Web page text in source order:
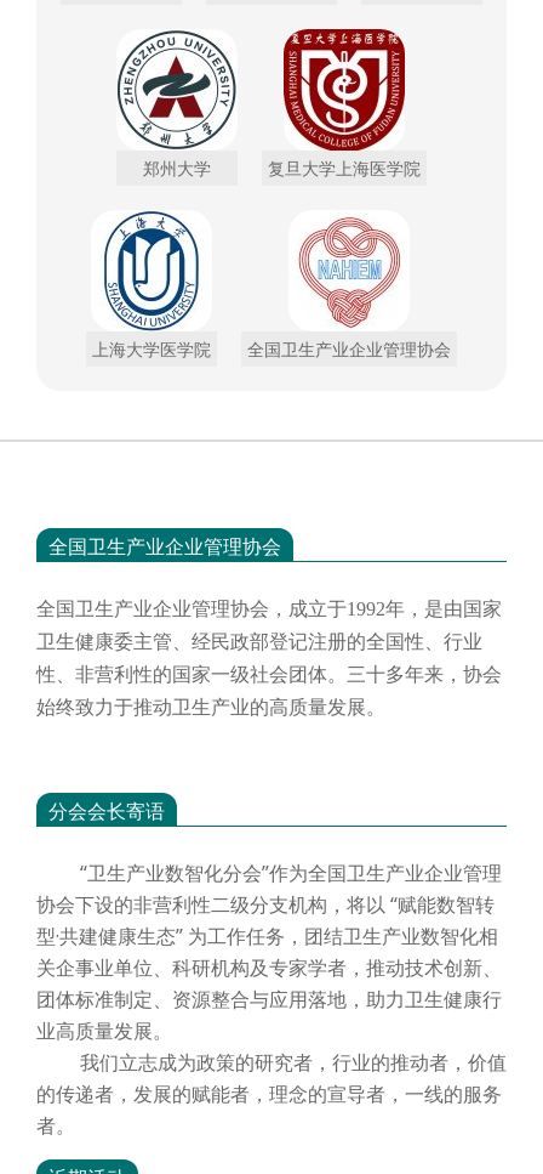
郑州大学 复旦大学上海医学院
上海大学医学院 全国卫生产业企业管理协会
全国卫生产业企业管理协会
全国卫生产业企业管理协会，成立于1992年，是由国家
卫生健康委主管、经民政部登记注册的全国性、行业
性、非营利性的国家一级社会团体。三十多年来，协会
始终致力于推动卫生产业的高质量发展。
分会会长寄语
“卫生产业数智化分会”作为全国卫生产业企业管理
协会下设的非营利性二级分支机构，将以 “赋能数智转
型·共建健康生态” 为工作任务，团结卫生产业数智化相
关企事业单位、科研机构及专家学者，推动技术创新、
团体标准制定、资源整合与应用落地，助力卫生健康行
业高质量发展。
我们立志成为政策的研究者，行业的推动者，价值
的传递者，发展的赋能者，理念的宣导者，一线的服务
者。